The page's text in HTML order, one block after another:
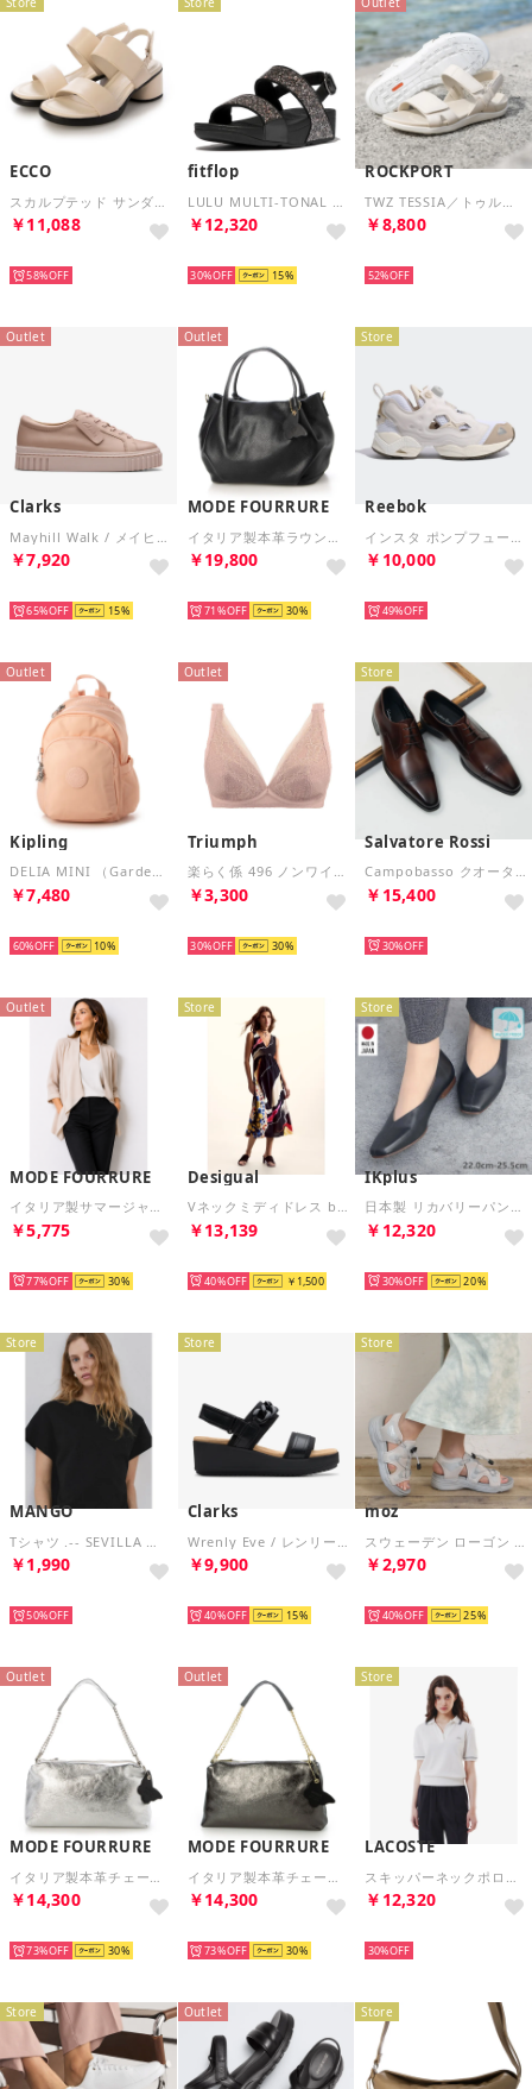
ECCO
￥11,088
58%
fitflop
￥12,320
30% 15
ROCKPORT
￥8,800
52%
Outlet
Clarks
￥7,920
65% 15
Outlet
MODE FOURRURE
￥19,800
71% 30
Store
Reebok
￥10,000
49%
Outlet
Kipling
DELIA MINI （Garden Rose） バックパック
￥7,480
60% 10
Outlet
Triumph
楽らく係 496 ノンワイヤーブラジャー TR496P （チョコレート）
￥3,300
30% 30
Store
Salvatore Rossi
Campobasso クオーターブローグシューズ（BR）
￥15,400
30%
Outlet
MODE FOURRURE
イタリア製サマージャケット （ベージュ）
￥5,775
77% 30
Store
Desigual
Vネックミディドレス by クリスチャン・ラクロワ （グレー/ブラック）
￥13,139
40% ￥1,500
Store
IKplus
日本製 リカバリーパンプス 国家資格取得整体師と一緒に作ったパンプス 外反母趾対応 超軽量150g未満 レイン対応 晴雨兼用 ■ブラック スムース■ パンプス コンフォートシューズ フラットシューズ 1625 神戸シューズ kobe shoes
￥12,320
30% 20
Store
MANGO
￥1,990
50%
Store
Clarks
￥9,900
40% 15
Store
moz
￥2,970
40% 25
Outlet
MODE FOURRURE
￥14,300
73% 30
Outlet
MODE FOURRURE
￥14,300
73% 30
Store
LACOSTE
￥12,320
30%
Store Outlet Store